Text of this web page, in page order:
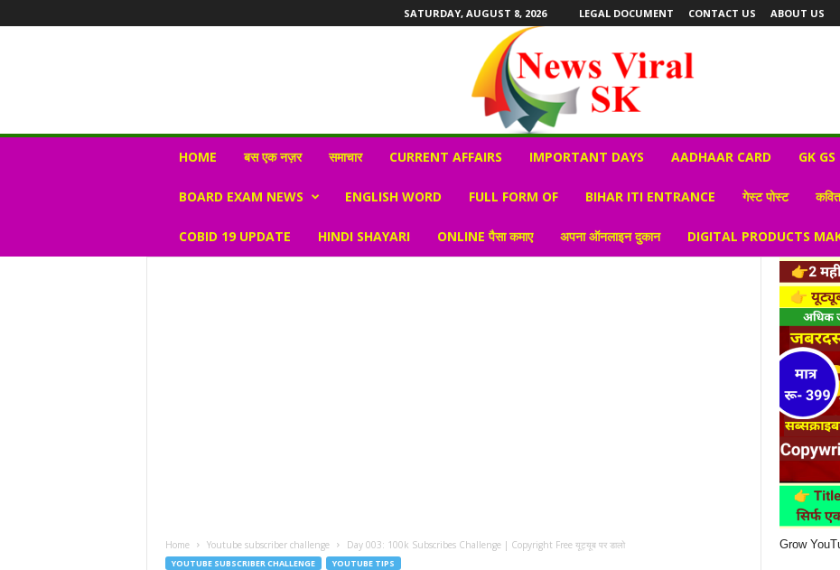
SATURDAY, AUGUST 8, 2026 LEGAL DOCUMENT CONTACT US ABOUT US
r
HOME बस एक नज़र समाचार CURRENT AFFAIRS IMPORTANT DAYS AADHAAR CARD GK GS
BOARD EXAM NEWS ENGLISH WORD FULL FORM OF BIHAR ITI ENTRANCE गेस्ट पोस्ट
COBID 19 UPDATE HINDI SHAYARI ONLINE पैसा कमाए अपना ऑनलाइन दुकान DIGITAL PRODUCTS
Home Youtube subscriber challenge Day 003: 100k Subscribes Challenge | Copyright Free यूट्यूब पर डालो
YOUTUBE SUBSCRIBER CHALLENGE YOUTUBE TIPS
Grow